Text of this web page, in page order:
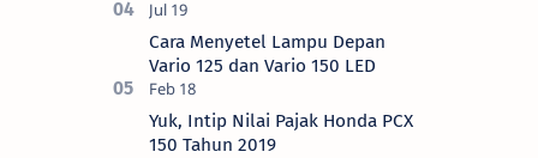
Cara Menyetel Lampu Depan
Vario 125 dan Vario 150 LED
Yuk, Intip Nilai Pajak Honda PCX
150 Tahun 2019